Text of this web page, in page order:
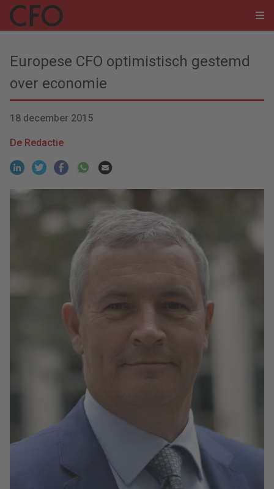
Europese CFO optimistisch gestemd
over economie
18 december 2015
De Redactie